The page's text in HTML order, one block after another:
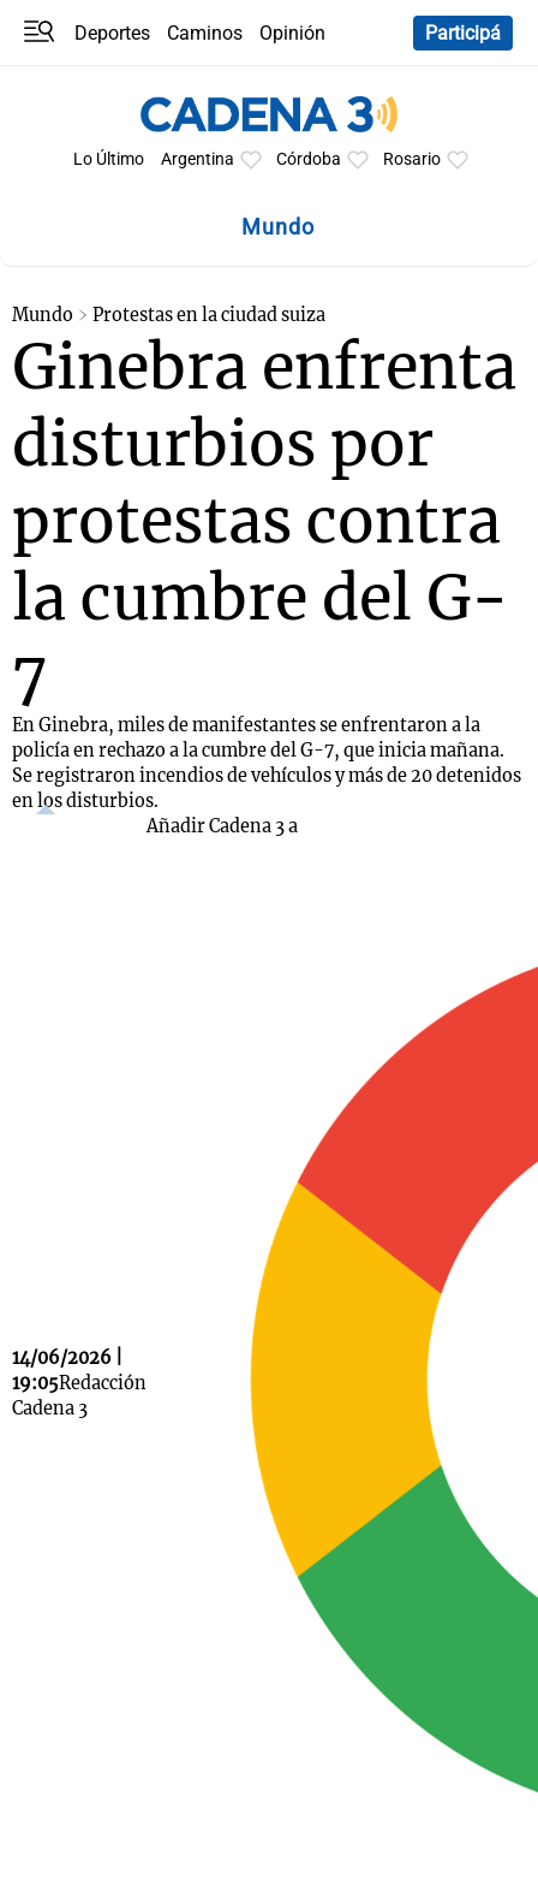
Deportes Caminos
Opinión
Participá
Lo Último Argentina Córdoba Rosario
Mundo
Mundo Protestas en la ciudad suiza
Ginebra enfrenta
disturbios por
protestas contra
la cumbre del G-
7
En Ginebra, miles de manifestantes se enfrentaron a la
policía en rechazo a la cumbre del G-7, que inicia mañana.
Se registraron incendios de vehículos y más de 20 detenidos
en los disturbios.
14/06/2026 |
19:05Redacción
Cadena 3
Añadir Cadena 3 a
La Sole en
Cadena 3